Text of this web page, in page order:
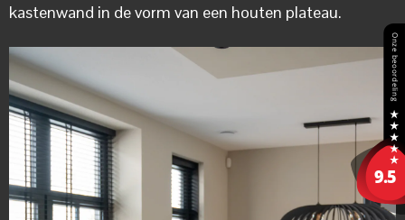
kastenwand in de vorm van een houten plateau.